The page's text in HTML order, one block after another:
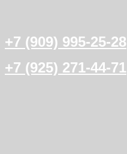
+7 (909) 995-25-28
+7 (925) 271-44-71